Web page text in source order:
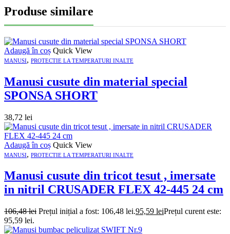
Produse similare
Adaugă în coș Quick View
MANUSI, PROTECTIE LA TEMPERATURI INALTE
Manusi cusute din material special
SPONSA SHORT
38,72 lei
Adaugă în coș Quick View
MANUSI, PROTECTIE LA TEMPERATURI INALTE
Manusi cusute din tricot tesut , imersate
in nitril CRUSADER FLEX 42-445 24 cm
106,48lei Prețul inițial a fost: 106,48 lei.95,59 leiPrețul curent este:
95,59 lei.